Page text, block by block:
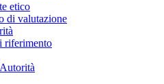
etico
di valutazione
riferimento